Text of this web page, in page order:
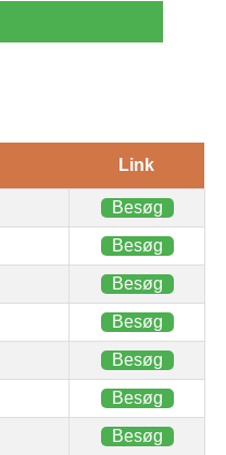
Link
Besøg
Besøg
Besøg
Besøg
Besøg
Besøg
Besøg